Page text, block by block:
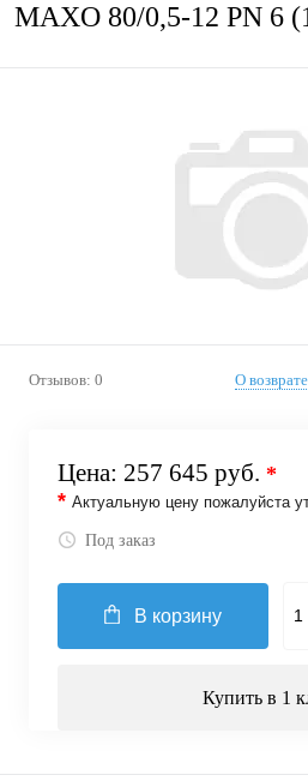
MAXO 80/0,5-12 PN 6
Отзывов: 0 О
Цена: 257 645 руб. *
* Актуальную цену пожалуйста
Под заказ
В корзину
Купить в 1